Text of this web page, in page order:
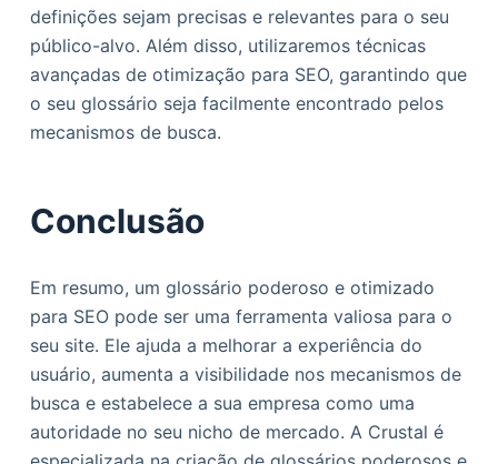
definições sejam precisas e relevantes para o seu
público-alvo. Além disso, utilizaremos técnicas
avançadas de otimização para SEO, garantindo que
o seu glossário seja facilmente encontrado pelos
mecanismos de busca.
Conclusão
Em resumo, um glossário poderoso e otimizado
para SEO pode ser uma ferramenta valiosa para o
seu site. Ele ajuda a melhorar a experiência do
usuário, aumenta a visibilidade nos mecanismos de
busca e estabelece a sua empresa como uma
autoridade no seu nicho de mercado. A Crustal é